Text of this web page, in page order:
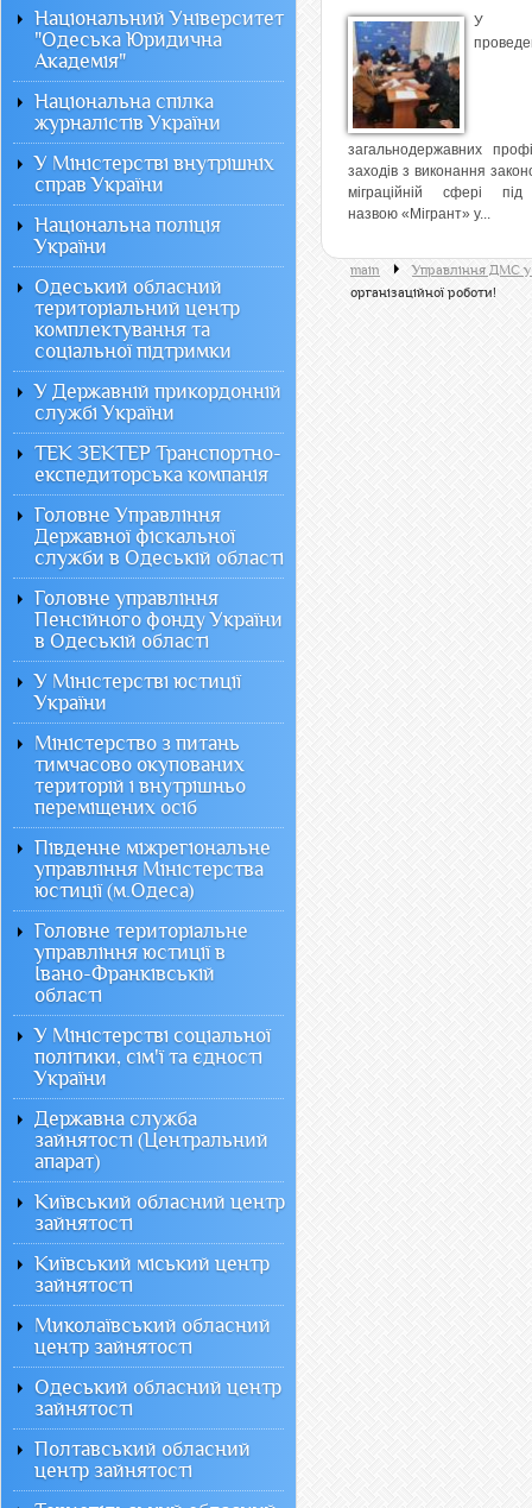
У
загальнодержавних
заходів з виконання
міграційній сфері
назвою «Мігрант» у...
main
Управління ДМС у
організаційної роботи!
Національний Університет
"Одеська Юридична
Академія"
Національна спілка
журналістів України
У Міністерстві внутрішніх
справ України
Національна поліція
України
Одеський обласний
територіальний центр
комплектування та
соціальної підтримки
У Державній прикордонній
службі України
ТЕК ЗЕКТЕР Транспортно-
експедиторська компанія
Головне Управління
Державної фіскальної
служби в Одеській області
Головне управління
Пенсійного фонду України
в Одеській області
У Міністерстві юстиції
України
Міністерство з питань
тимчасово окупованих
територій і внутрішньо
переміщених осіб
Південне міжрегіональне
управління Міністерства
юстиції (м.Одеса)
Головне територіальне
управління юстиції в
Івано-Франківській
області
У Міністерстві соціальної
політики, сім'ї та єдності
України
Державна служба
зайнятості (Центральний
апарат)
Київський обласний центр
зайнятості
Київський міський центр
зайнятості
Миколаївський обласний
центр зайнятості
Одеський обласний центр
зайнятості
Полтавський обласний
центр зайнятості